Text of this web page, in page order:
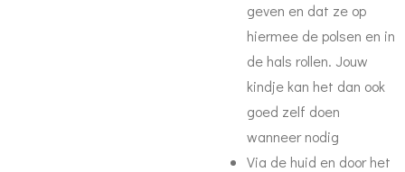
geven en dat ze op
hiermee de polsen en in
de hals rollen. Jouw
kindje kan het dan ook
goed zelf doen
wanneer nodig
Via de huid en door het